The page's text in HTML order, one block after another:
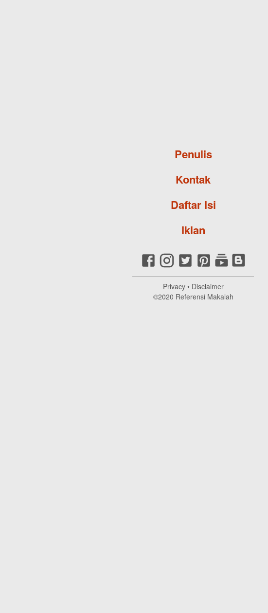
Penulis
Kontak
Daftar Isi
Iklan
Privacy• Disclaimer
©2020 Referensi Makalah